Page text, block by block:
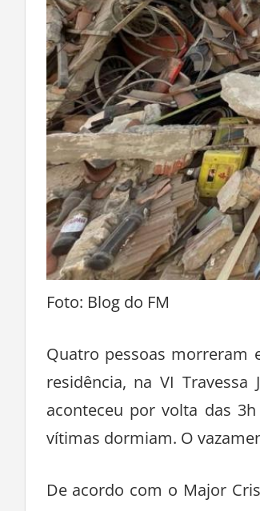
Foto: Blog do FM
Quatro pessoas morreram
residência, na VI
aconteceu por volta das
vítimas dormiam. O
De acordo com o Major